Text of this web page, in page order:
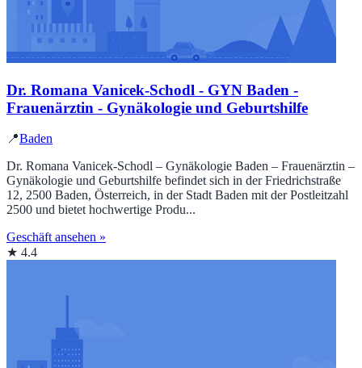
Dr. Romana Vanicek-Schodl - GYN Baden -
Frauenärztin - Gynäkologie und Geburtshilfe
📍Baden
Dr. Romana Vanicek-Schodl – Gynäkologie Baden – Frauenärztin –
Gynäkologie und Geburtshilfe befindet sich in der Friedrichstraße
12, 2500 Baden, Österreich, in der Stadt Baden mit der Postleitzahl
2500 und bietet hochwertige Produ...
Geschäft ansehen »
★ 4.4